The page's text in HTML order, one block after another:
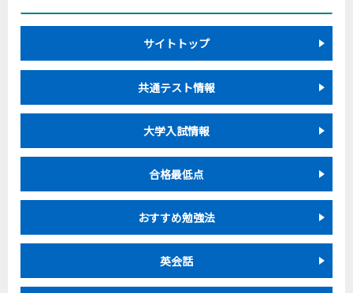
サイトトップ
共通テスト情報
大学入試情報
合格最低点
おすすめ勉強法
英会話